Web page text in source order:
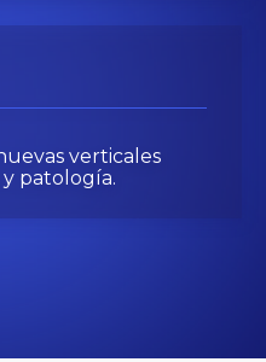
verticales
patología.